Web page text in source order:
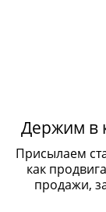
Держим в
Присылаем
как
продажи,